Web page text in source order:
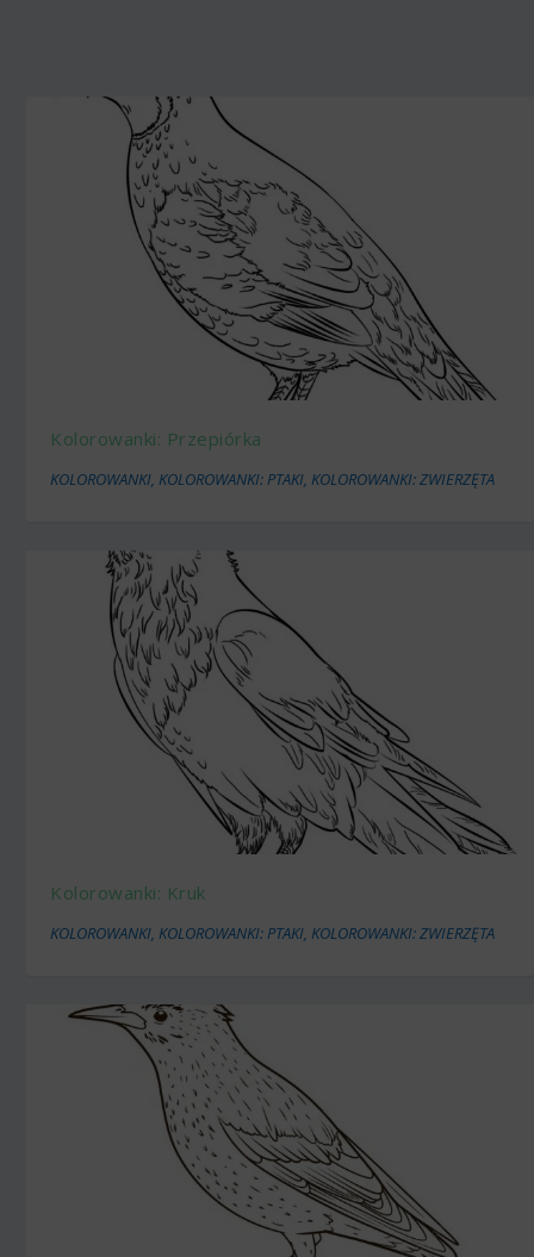
Kolorowanki: Przepiórka
KOLOROWANKI,KOLOROWANKI: PTAKI,KOLOROWANKI: ZWIERZĘTA
Kolorowanki: Kruk
KOLOROWANKI,KOLOROWANKI: PTAKI,KOLOROWANKI: ZWIERZĘTA